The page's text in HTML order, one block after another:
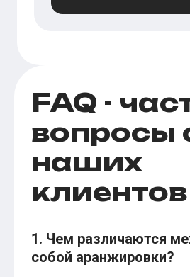
FAQ -
вопросы
наших
клиентов
1. Чем различаются
собой аранжировки?